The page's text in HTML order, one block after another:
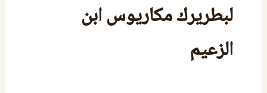
لبطريرك مكاريوس ابن
الزعيم